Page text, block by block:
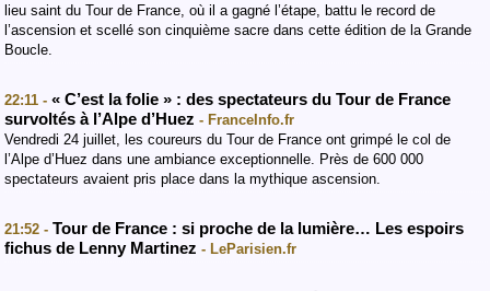
lieu saint du Tour de France, où il a gagné l’étape, battu le record de
l’ascension et scellé son cinquième sacre dans cette édition de la Grande
Boucle.
22:11 - « C’est la folie » : des spectateurs du Tour de France
survoltés à l’Alpe d’Huez - FranceInfo.fr
Vendredi 24 juillet, les coureurs du Tour de France ont grimpé le col de
l’Alpe d’Huez dans une ambiance exceptionnelle. Près de 600 000
spectateurs avaient pris place dans la mythique ascension.
21:52 - Tour de France : si proche de la lumière… Les espoirs
fichus de Lenny Martinez - LeParisien.fr